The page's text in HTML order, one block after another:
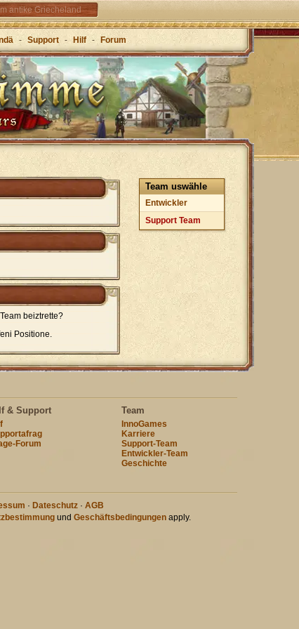
antike Griecheland
- Support - Hilf - Forum
Team uswähle
Entwickler
Support Team
beiztrette?
Positione.
& Support
Forum
Team
InnoGames
Karriere
Support-Team
Entwickler-Team
Geschichte
· Dateschutz · AGB
und Geschäftsbedingungen apply.